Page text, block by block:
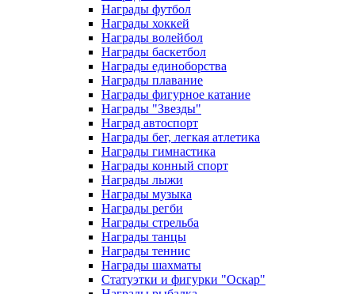
Награды футбол
Награды хоккей
Награды волейбол
Награды баскетбол
Награды единоборства
Награды плавание
Награды фигурное катание
Награды "Звезды"
Наград автоспорт
Награды бег, легкая атлетика
Награды гимнастика
Награды конный спорт
Награды лыжи
Награды музыка
Награды регби
Награды стрельба
Награды танцы
Награды теннис
Награды шахматы
Статуэтки и фигурки "Оскар"